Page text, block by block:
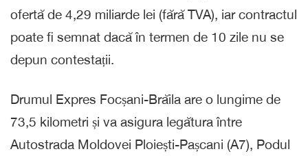
ofertă de 4,29 miliarde lei (fără TVA), iar contractul
poate fi semnat dacă în termen de 10 zile nu se
depun contestații.
Drumul Expres Focșani-Brăila are o lungime de
73,5 kilometri și va asigura legătura între
Autostrada Moldovei Ploiești-Pașcani (A7), Podul